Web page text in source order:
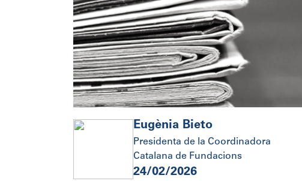
Eugènia Bieto
Presidenta de la Coordinadora
Catalana de Fundacions
24/02/2026